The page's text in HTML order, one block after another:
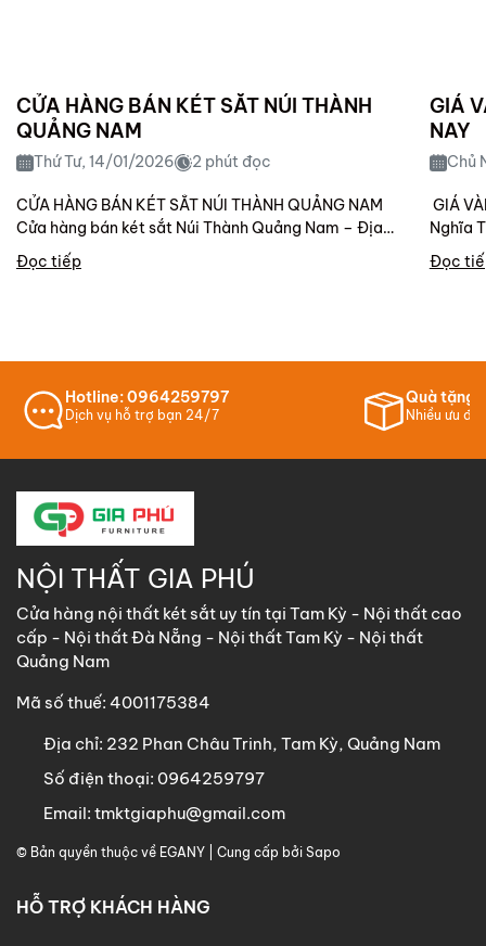
CỬA HÀNG BÁN KÉT SẮT NÚI THÀNH
QUẢNG NAM
Thứ Tư, 14/01/2026 2 phút đọc
CỬA HÀNG BÁN KÉT SẮT NÚI THÀNH QUẢNG NAM
Cửa hàng bán két sắt Núi Thành Quảng Nam – Địa
chỉ...
Đọc tiếp
GIÁ
NAY
Chủ
GIÁ
Nghĩa
Đọc
Hotline: 0964259797
Dịch vụ hỗ trợ bạn 24/7
Quà tặng
Nhiều ưu
NỘI THẤT GIA PHÚ
Cửa hàng nội thất két sắt uy tín tại Tam Kỳ - Nội thất cao
cấp - Nội thất Đà Nẵng - Nội thất Tam Kỳ - Nội thất
Quảng Nam
Mã số thuế: 4001175384
Địa chỉ: 232 Phan Châu Trinh, Tam Kỳ, Quảng Nam
Số điện thoại: 0964259797
Email: tmktgiaphu@gmail.com
© Bản quyền thuộc về EGANY | Cung cấp bởi Sapo
HỖ TRỢ KHÁCH HÀNG